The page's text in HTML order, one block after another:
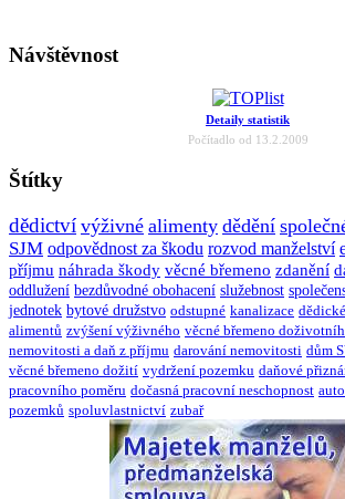
Návštěvnost
Detaily statistik
Počítadlo od 13.2.2009
Štítky
dědictví výživné alimenty dědění
SJM odpovědnost za škodu rozvod manželství
příjmu náhrada škody věcné břemeno zdanění
oddlužení bezdůvodné obohacení služebnost
jednotek bytové družstvo odstupné kanalizace
alimentů zvýšení výživného věcné břemeno
nemovitosti a daň z příjmu darování nemovitosti dům
věcné břemeno dožití vydržení pozemku daňové
pracovního poměru dočasná pracovní neschopnost
pozemků spoluvlastnictví zubař